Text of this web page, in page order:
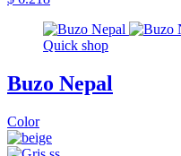
Quick shop
Buzo Nepal
Color